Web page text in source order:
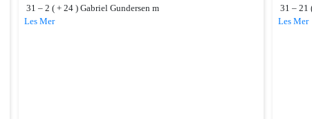
31 – 2 ( + 24 ) Gabriel Gundersen m
Les Mer
31 – 21
Les Mer